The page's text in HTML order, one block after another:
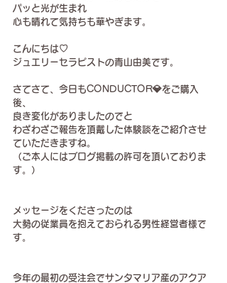
パッと光が生まれ
心も晴れて気持ちも華やぎます。
こんにちは♡
ジュエリーセラピストの青山由美です。
さてさて、今日もCONDUCTOR💎をご購入
後、
良き変化がありましたのでと
わざわざご報告を頂戴した体験談をご紹介させ
ていただきますね。
（ご本人にはブログ掲載の許可を頂いておりま
す。）
メッセージをくださったのは
大勢の従業員を抱えておられる男性経営者様で
す。
今年の最初の受注会でサンタマリア産のアクア